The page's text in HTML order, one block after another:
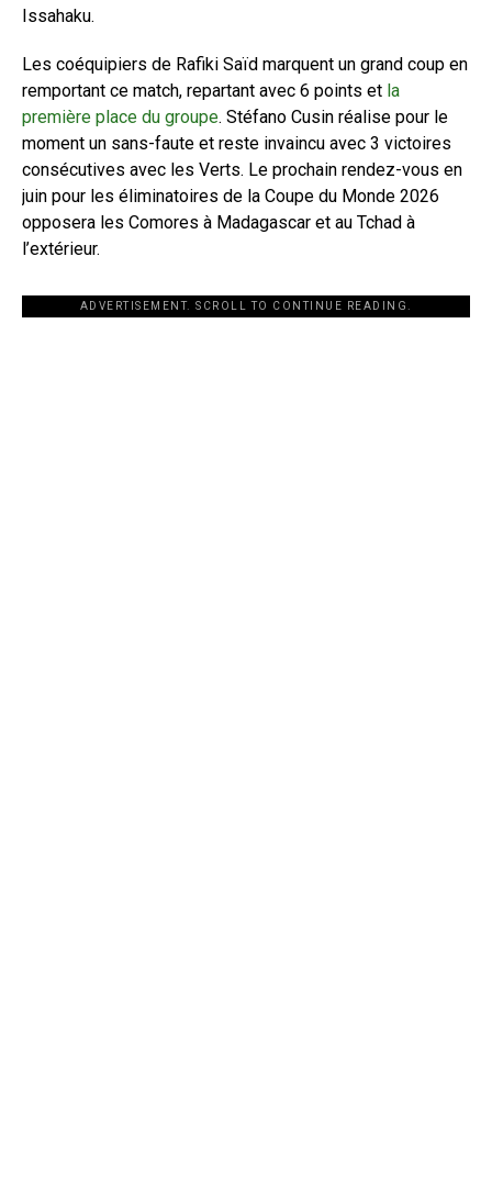
Issahaku.
Les coéquipiers de Rafiki Saïd marquent un grand coup en
remportant ce match, repartant avec 6 points et la
première place du groupe. Stéfano Cusin réalise pour le
moment un sans-faute et reste invaincu avec 3 victoires
consécutives avec les Verts. Le prochain rendez-vous en
juin pour les éliminatoires de la Coupe du Monde 2026
opposera les Comores à Madagascar et au Tchad à
l’extérieur.
ADVERTISEMENT. SCROLL TO CONTINUE READING.